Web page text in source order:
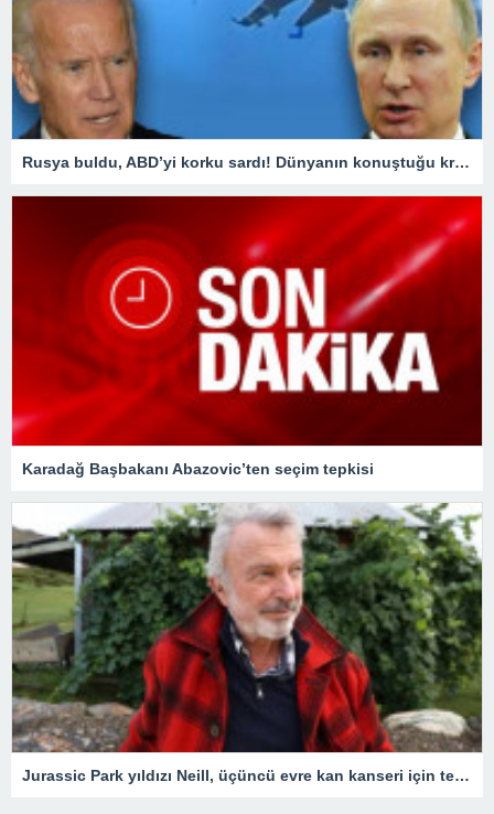
Rusya buldu, ABD’yi korku sardı! Dünyanın konuştuğu krizde kilit ülke Türkiye oldu
Karadağ Başbakanı Abazovic’ten seçim tepkisi
Jurassic Park yıldızı Neill, üçüncü evre kan kanseri için tedavi gördüğünü açıkladı